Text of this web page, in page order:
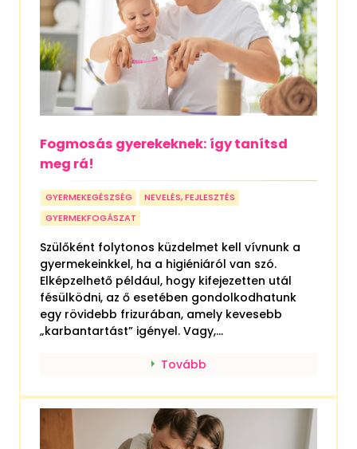
Fogmosás gyerekeknek: így tanítsd
meg rá!
GYERMEKEGÉSZSÉG
NEVELÉS, FEJLESZTÉS
GYERMEKFOGÁSZAT
Szülőként folytonos küzdelmet kell vívnunk a
gyermekeinkkel, ha a higiéniáról van szó.
Elképzelhető például, hogy kifejezetten utál
fésülködni, az ő esetében gondolkodhatunk
egy rövidebb frizurában, amely kevesebb
„karbantartást” igényel. Vagy,...
Tovább